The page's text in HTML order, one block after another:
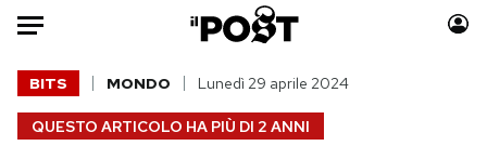
Auto
HOME
QUESTO ARTICOLO HA PIÙ DI 2 ANNI
BITS MONDO Lunedì 29 aprile 2024